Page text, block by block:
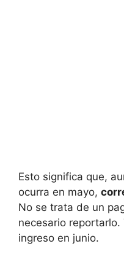
Esto significa que,
ocurra en mayo,
No se trata de un
necesario
ingreso en junio.